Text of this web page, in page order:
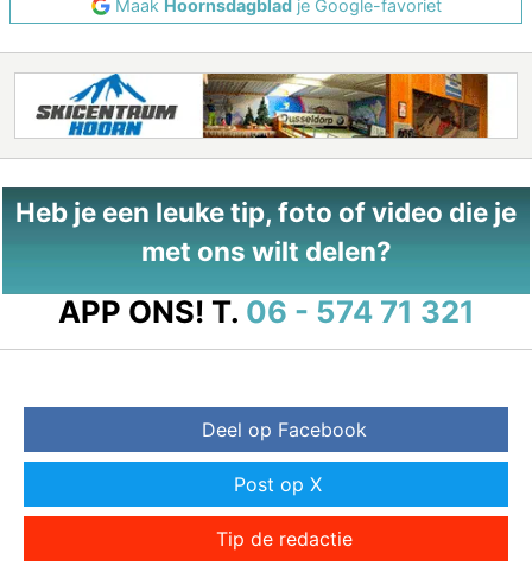
Maak Hoornsdagbladje Google-favoriet
Heb je een leuke tip, foto of video die je
met ons wilt delen?
APP ONS! T. 06 - 574 71 321
Deel op Facebook
Post op X
Tip de redactie